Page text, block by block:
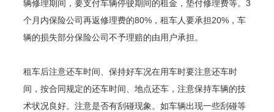
辆修理期间，要支付车辆停驶期间的租金，垫付修理费等。3
个月内保险公司再返修理费的80%，租车人要承担20%，车
辆的损失部分保险公司不予理赔的由用户承担。
租车后注意还车时间、保持好车况在用车时要注意还车时
间，按合同规定的还车时间、地点还车，注意保持车辆的技
术状况良好。注意是否有刮碰现象。如车辆出现一些刮碰等